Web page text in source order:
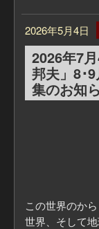
2026年5月4日
2026年7
邦夫」8･
集のお知
この世界のか
世界、そして地